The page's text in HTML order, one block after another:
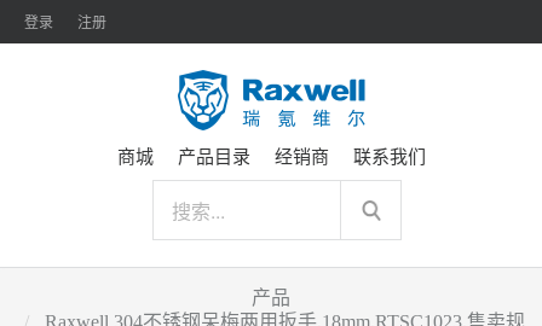
登录 注册
商城 产品目录 经销商 联系我们
产品
Raxwell 304不锈钢呆梅两用扳手,18mm,RTSC1023,售卖规